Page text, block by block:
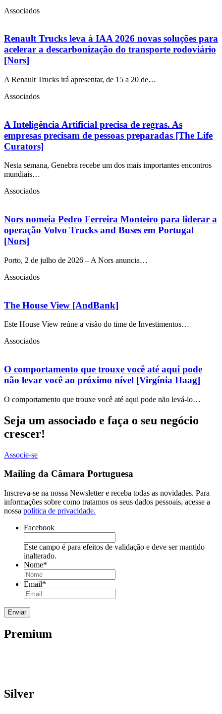
Associados
Renault Trucks leva à IAA 2026 novas soluções para
acelerar a descarbonização do transporte rodoviário
[Nors]
A Renault Trucks irá apresentar, de 15 a 20 de…
Associados
A Inteligência Artificial precisa de regras. As
empresas precisam de pessoas preparadas [The Life
Curators]
Nesta semana, Genebra recebe um dos mais importantes encontros
mundiais…
Associados
Nors nomeia Pedro Ferreira Monteiro para liderar a
operação Volvo Trucks and Buses em Portugal
[Nors]
Porto, 2 de julho de 2026 – A Nors anuncia…
Associados
The House View [AndBank]
Este House View reúne a visão do time de Investimentos…
Associados
O comportamento que trouxe você até aqui pode
não levar você ao próximo nível [Virgínia Haag]
O comportamento que trouxe você até aqui pode não levá-lo…
Seja um associado e faça o seu negócio
crescer!
Associe-se
Mailing da Câmara Portuguesa
Inscreva-se na nossa Newsletter e receba todas as novidades. Para
informações sobre como tratamos os seus dados pessoais, acesse a
nossa política de privacidade.
Facebook
Este campo é para efeitos de validação e deve ser mantido
inalterado.
Nome*
Email*
Premium
Silver